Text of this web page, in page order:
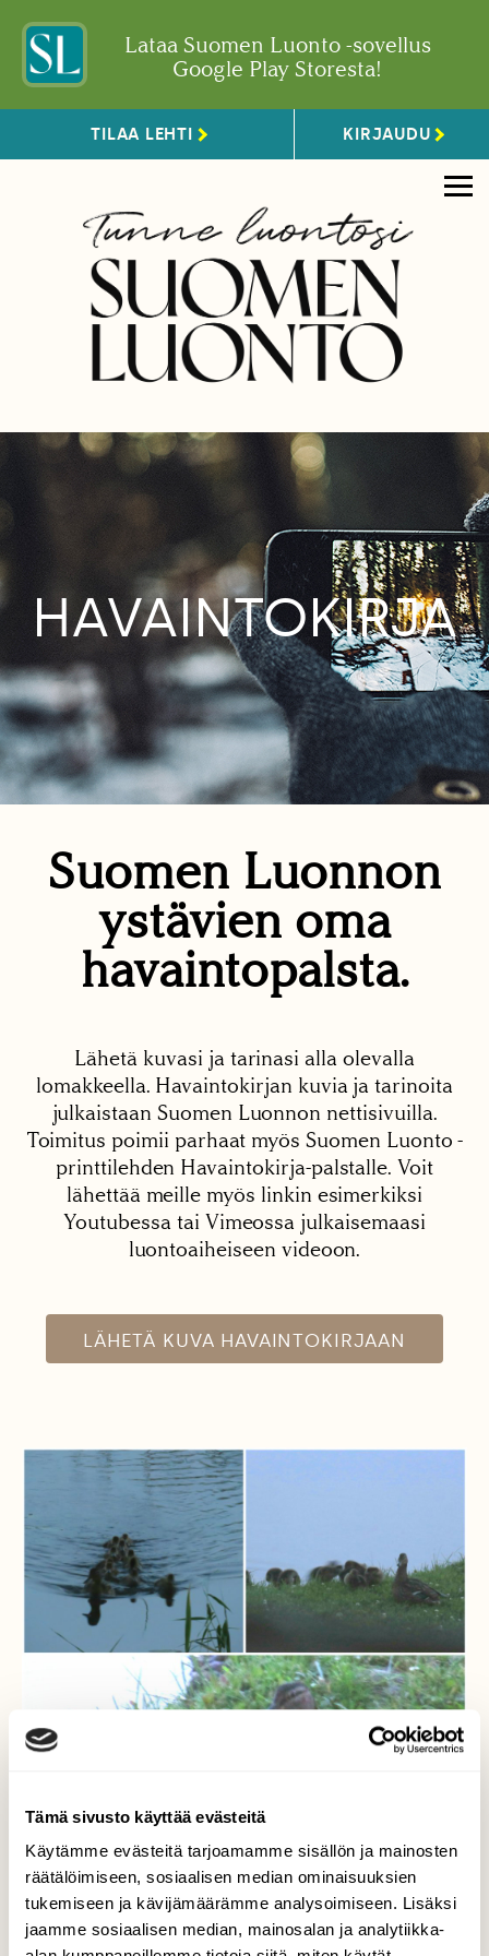
Tämä sivusto käyttää evästeitä
Käytämme evästeitä tarjoamamme sisällön ja mainosten
räätälöimiseen, sosiaalisen median ominaisuuksien
tukemiseen ja kävijämäärämme analysoimiseen. Lisäksi
jaamme sosiaalisen median, mainosalan ja analytiikka-
Lataa Suomen Luonto -sovellus
Google Play Storesta!
TILAA LEHTI KIRJAUDU
HAVAINTOKIRJA
Suomen Luonnon
ystävien oma
havaintopalsta.
Lähetä kuvasi ja tarinasi alla olevalla
lomakkeella. Havaintokirjan kuvia ja tarinoita
julkaistaan Suomen Luonnon nettisivuilla.
Toimitus poimii parhaat myös Suomen Luonto -
printtilehden Havaintokirja-palstalle. Voit
lähettää meille myös linkin esimerkiksi
Youtubessa tai Vimeossa julkaisemaasi
luontoaiheiseen videoon.
LÄHETÄ KUVA HAVAINTOKIRJAAN